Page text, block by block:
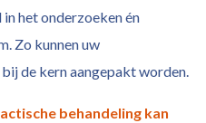
het onderzoeken én
Zo kunnen uw
de kern aangepakt worden.
behandeling kan